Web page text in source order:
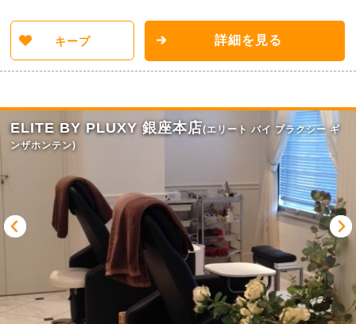
キープ 詳細を見る
ELITE BY PLUXY 銀座本店(エリート バイ プラクシー ギ
ンザホンテン)